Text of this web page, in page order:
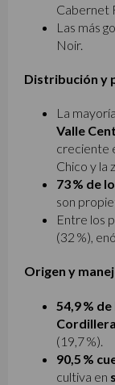
Cabernet
Las más
Noir.
Distribución y
La
Valle
creciente
Chico y la
73 % de
son
Entre los
(32 %),
Origen y
54,9 %
(19,7 %).
90,5 %
cultiva en